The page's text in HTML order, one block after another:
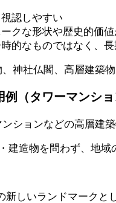
認しやすい
クな形状や歴史的価値
的なものではなく、
神社仏閣、高層建築
（タワーマンショ
ションなどの高層建
建造物を問わず、地域
新しいランドマークと